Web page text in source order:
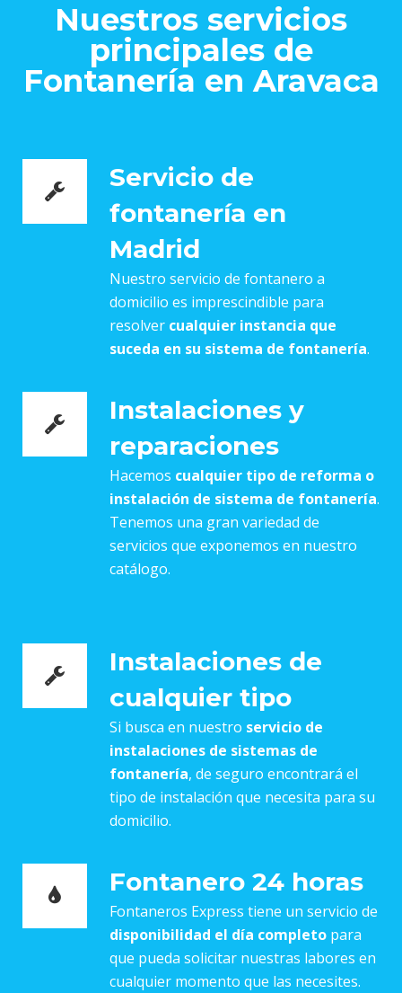
Nuestros servicios
principales de
Fontanería en Aravaca
Servicio de
fontanería en
Madrid
Nuestro servicio de fontanero a
domicilio es imprescindible para
resolver cualquier instancia que
suceda en su sistema de fontanería.
Instalaciones y
reparaciones
Hacemos cualquier tipo de reforma o
instalación de sistema de fontanería.
Tenemos una gran variedad de
servicios que exponemos en nuestro
catálogo.
Instalaciones de
cualquier tipo
Si busca en nuestro servicio de
instalaciones de sistemas de
fontanería, de seguro encontrará el
tipo de instalación que necesita para su
domicilio.
Fontanero 24 horas
Fontaneros Express tiene un servicio de
disponibilidad el día completo para
que pueda solicitar nuestras labores en
cualquier momento que las necesites.